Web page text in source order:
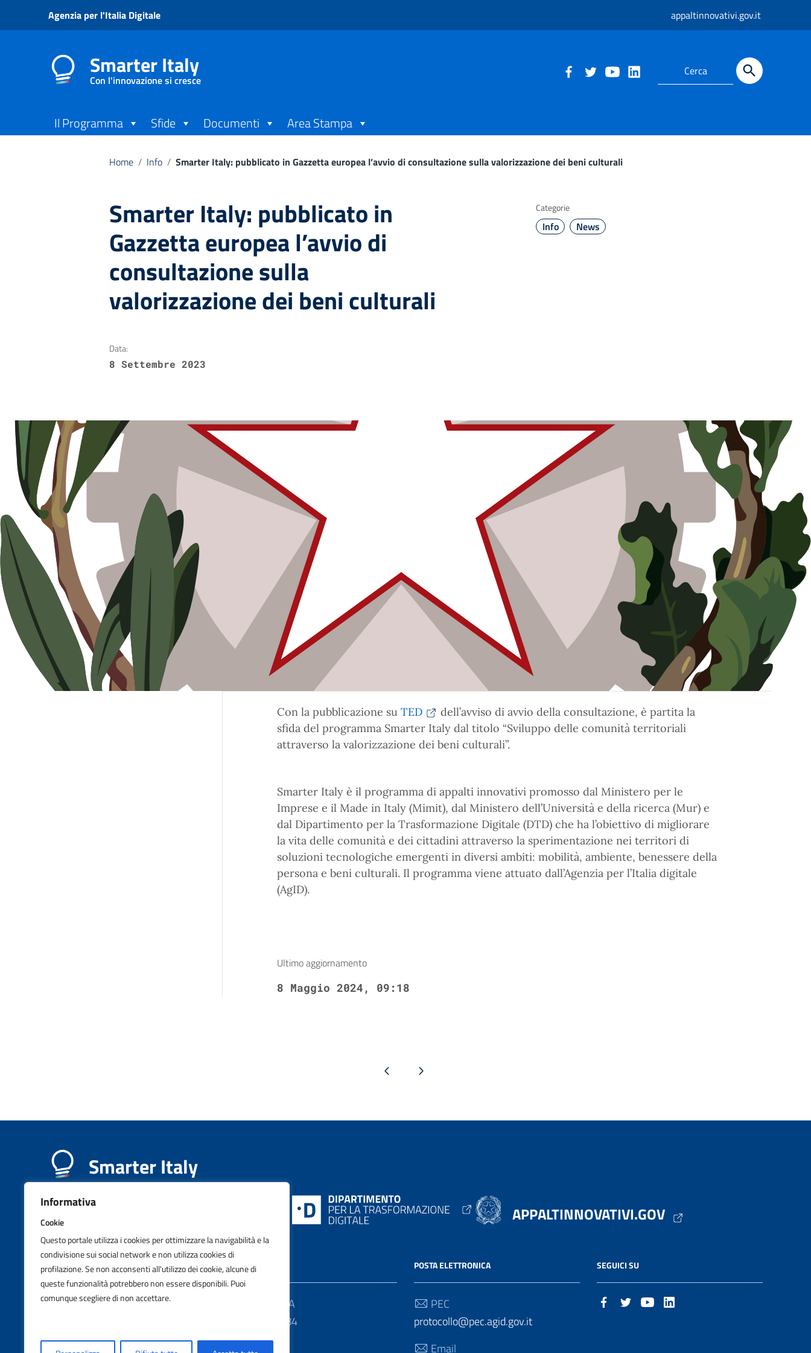
Informativa
Cookie
Questo portale utilizza i cookies per ottimizzare la navigabilità e la
condivisione sui social network e non utilizza cookies di
profilazione. Se non acconsenti all'utilizzo dei cookie, alcune di
queste funzionalità potrebbero non essere disponibili. Puoi
comunque scegliere di non accettare.
Vai ai contenuti
Vai al menu di navigazione
Agenzia per l'Italia Digitale appaltinnovativi.gov.it
Smarter Italy
Con l'innovazione si cresce
Il Programma Sfide Documenti Area Stampa
Home / Info / Smarter Italy: pubblicato in Gazzetta europea l’avvio di consultazione sulla valorizzazione dei beni culturali
Smarter Italy: pubblicato in
Gazzetta europea l’avvio di
consultazione sulla
valorizzazione dei beni culturali
Categorie
Info News
Data:
8 Settembre 2023
Con la pubblicazione su TED
dell’avviso di avvio della consultazione, è partita la
sfida del programma Smarter Italy dal titolo “Sviluppo delle comunità territoriali
attraverso la valorizzazione dei beni culturali”.
Smarter Italy è il programma di appalti innovativi promosso dal Ministero per le
Imprese e il Made in Italy (Mimit), dal Ministero dell’Università e della ricerca (Mur) e
dal Dipartimento per la Trasformazione Digitale (DTD) che ha l’obiettivo di migliorare
la vita delle comunità e dei cittadini attraverso la sperimentazione nei territori di
soluzioni tecnologiche emergenti in diversi ambiti: mobilità, ambiente, benessere della
persona e beni culturali. Il programma viene attuato dall’Agenzia per l’Italia digitale
(AgID).
Ultimo aggiornamento
8 Maggio 2024, 09:18
Pagina precedentePagina successiva
Smarter Italy
APPALTINNOVATIVI.GOV
RECAPITI
Indirizzo
00144,Roma
INFORMAZIONI
C.F. / P.IVA
97735020584
POSTA ELETTRONICA
PEC
protocollo@pec.agid.gov.it
Email
SEGUICI SU